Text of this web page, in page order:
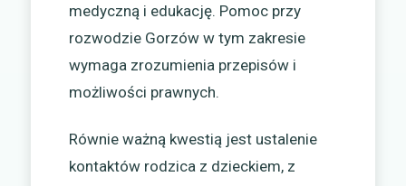
medyczną i edukację. Pomoc przy
rozwodzie Gorzów w tym zakresie
wymaga zrozumienia przepisów i
możliwości prawnych.
Równie ważną kwestią jest ustalenie
kontaktów rodzica z dzieckiem, z